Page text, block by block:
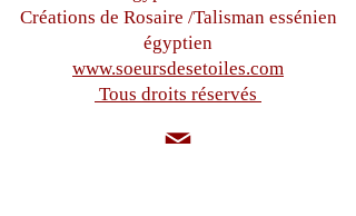
Créations de Rosaire /Talisman essénien
égyptien
www.soeursdesetoiles.com
Tous droits réservés